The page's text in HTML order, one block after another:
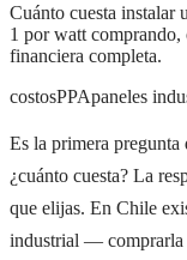
Cuánto cuesta instalar
1 por watt
financiera completa.
costosPPApaneles
Es la primera pregunta
¿cuánto cuesta? La
que elijas. En Chile
industrial — comprarla